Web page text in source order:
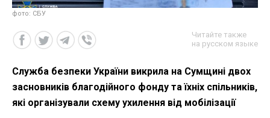
фото: СБУ
Читайте также
на русском языке
Служба безпеки України викрила на Сумщині двох
засновників благодійного фонду та їхніх спільників,
які організували схему ухилення від мобілізації